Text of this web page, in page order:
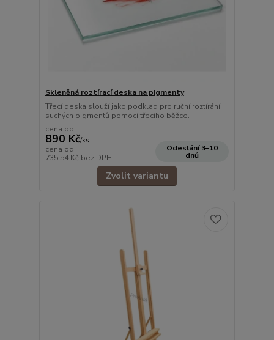
Skleněná roztírací deska na pigmenty
Třecí deska slouží jako podklad pro ruční roztírání
suchých pigmentů pomocí třecího běžce.
cena od
890 Kč/ks
cena od
735,54 Kč bez DPH
Odeslání 3–10
dnů
Zvolit variantu